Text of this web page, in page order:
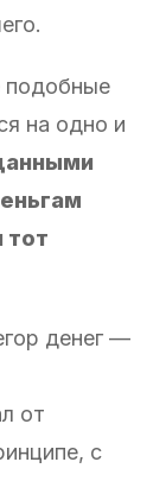
подобные
на одно и
тот
денег —
от
с